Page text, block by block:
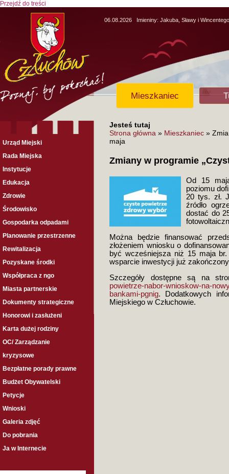
Przejdź do treści
06.08.2026 Imieniny: Jakuba, Sławy i Wincentego
Mieszkaniec
Urząd Miejski
Rada Miejska
Instytucje
Edukacja
Zdrowie
Środowisko
Gospodarka odpadami
Planowanie przestrzenne
Rewitalizacja
Pozyskane środki
Współpraca z ngo
Miasta partnerskie
Dokumenty strategiczne
Honorowi i zasłużeni
Karta dużej rodziny
OC/ Zarządzanie
kryzysowe
Bezpłatne porady prawne
Budżet Obywatelski
Petycje
Wnioski
Galeria zdjęć
Do pobrania
Ja w Internecie
Jesteś tutaj
Strona główna » Mieszkaniec »
maja
Zmiany w programie
Od 15
poziomu
20 tys. zł.
źródło
dostać do
Można będzie finansować
złożeniem wniosku o
być wcześniejsza niż 15 maja
wsparcie inwestycji już
Szczegóły dostępne są na
powietrze-nabor-wnioskow-na-
bankami-pgnig. Dodatkowych
Miejskiego w Człuchowie.